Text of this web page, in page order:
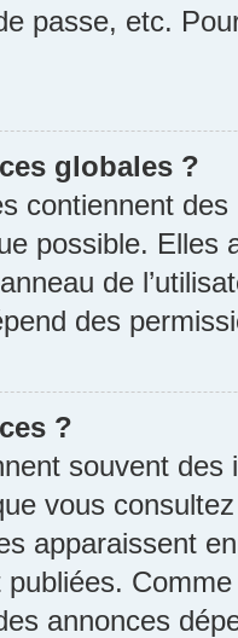
passe, etc.
globales ?
contiennent
possible. Elles
de
des
?
souvent
vous
apparaissent
annonces